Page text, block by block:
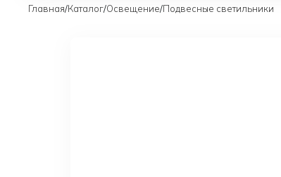
Главная/Каталог/Освещение/Подвесные светильники